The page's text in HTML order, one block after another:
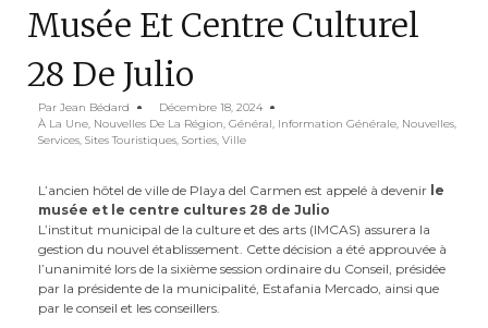
Musée Et Centre Culturel
28 De Julio
Par Jean Bédard
Décembre 18, 2024
À La Une, Nouvelles De La Région, Général, Information Générale, Nouvelles,
Services, Sites Touristiques, Sorties, Ville
L’ancien hôtel de ville de Playa del Carmen est appelé à devenir le
musée et le centre cultures 28 de Julio
L’institut municipal de la culture et des arts (IMCAS) assurera la
gestion du nouvel établissement. Cette décision a été approuvée à
l’unanimité lors de la sixième session ordinaire du Conseil, présidée
par la présidente de la municipalité, Estafania Mercado, ainsi que
par le conseil et les conseillers.